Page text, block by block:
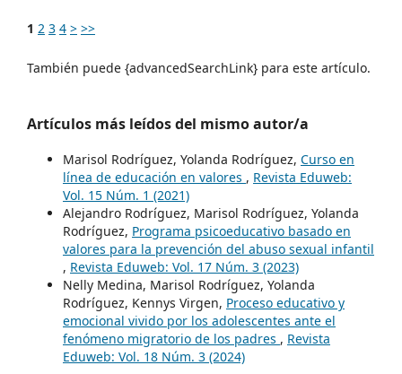
1 2 3 4 > >>
También puede {advancedSearchLink} para este artículo.
Artículos más leídos del mismo autor/a
Marisol Rodríguez, Yolanda Rodríguez, Curso en
línea de educación en valores , Revista Eduweb:
Vol. 15 Núm. 1 (2021)
Alejandro Rodríguez, Marisol Rodríguez, Yolanda
Rodríguez, Programa psicoeducativo basado en
valores para la prevención del abuso sexual infantil
, Revista Eduweb: Vol. 17 Núm. 3 (2023)
Nelly Medina, Marisol Rodríguez, Yolanda
Rodríguez, Kennys Virgen, Proceso educativo y
emocional vivido por los adolescentes ante el
fenómeno migratorio de los padres , Revista
Eduweb: Vol. 18 Núm. 3 (2024)